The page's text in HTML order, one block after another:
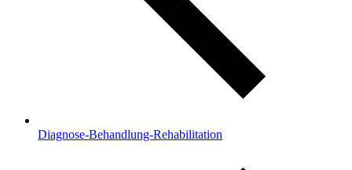
Diagnose-Behandlung-Rehabilitation